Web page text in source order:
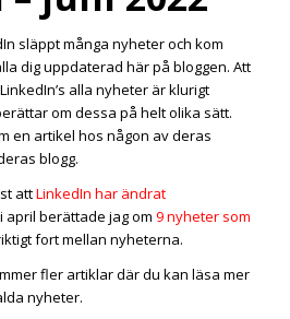
släppt många nyheter och kom
dig uppdaterad här på bloggen. Att
alla nyheter är klurigt
om dessa på helt olika sätt.
en artikel hos någon av deras
blogg.
attLinkedIn har ändrat
april berättade jag om 9 nyheter som
fort mellan nyheterna.
fler artiklar där du kan läsa mer
nyheter.